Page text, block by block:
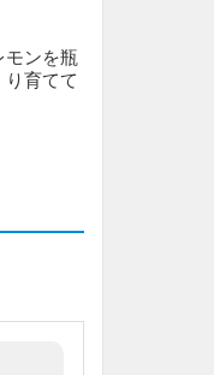
モンを瓶
育てて